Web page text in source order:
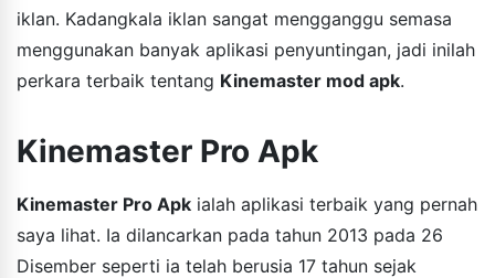
iklan. Kadangkala iklan sangat mengganggu semasa
menggunakan banyak aplikasi penyuntingan, jadi inilah
perkara terbaik tentang Kinemaster mod apk.
Kinemaster Pro Apk
Kinemaster Pro Apk ialah aplikasi terbaik yang pernah
saya lihat. Ia dilancarkan pada tahun 2013 pada 26
Disember seperti ia telah berusia 17 tahun sejak